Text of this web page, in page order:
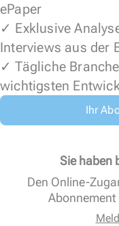
ePaper
✓ Exklusive
Interviews aus der
✓ Tägliche
wichtigsten
Ihr
Sie haben
Den Online-
Abonnement